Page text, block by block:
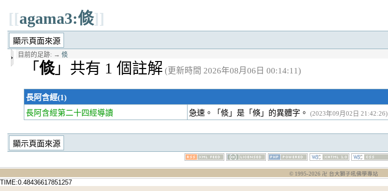
[[agama3:倐]]
目前的足跡: → 倐
「 倐」共有 1 個註解 (更新時間 2026年08月06日 00:14:11)
長阿含經(1)
長阿含經第二十四經導讀 急速。「倐」是「倏」的異體字。 (2023年09月02日 21:42:26)
© 1995-2026 卍 台大獅子吼佛學專站
TIME:0.48436617851257